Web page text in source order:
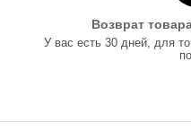
Возврат
У вас есть 30 дней, для